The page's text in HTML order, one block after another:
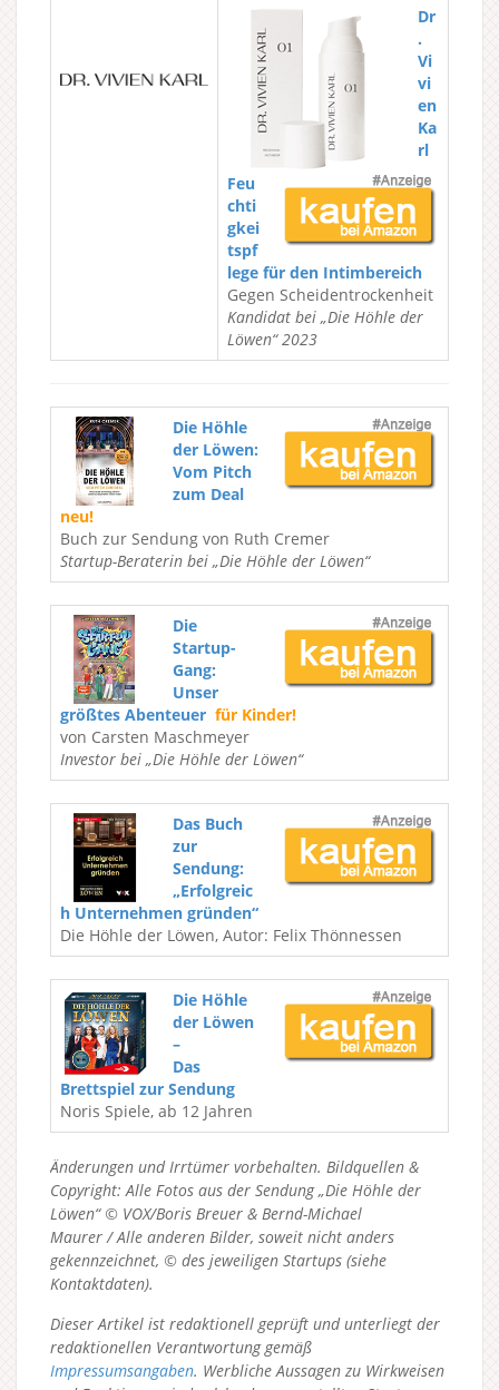
Dr
.
Vi
vi
en
Ka
rl
Feu
chti
gkei
tspf
lege für den Intimbereich
Gegen Scheidentrockenheit
Kandidat bei „Die Höhle der
Löwen“ 2023
Die Höhle
der Löwen:
Vom Pitch
zum Deal
neu!
Buch zur Sendung von Ruth Cremer
Startup-Beraterin bei „Die Höhle der Löwen“
Die
Startup-
Gang:
Unser
größtes Abenteuer für Kinder!
von Carsten Maschmeyer
Investor bei „Die Höhle der Löwen“
Das Buch
zur
Sendung:
„Erfolgreic
h Unternehmen gründen“
Die Höhle der Löwen, Autor: Felix Thönnessen
Die Höhle
der Löwen
–
Das
Brettspiel zur Sendung
Noris Spiele, ab 12 Jahren
Änderungen und Irrtümer vorbehalten. Bildquellen &
Copyright: Alle Fotos aus der Sendung „Die Höhle der
Löwen“ © VOX/Boris Breuer & Bernd-Michael
Maurer / Alle anderen Bilder, soweit nicht anders
gekennzeichnet, © des jeweiligen Startups (siehe
Kontaktdaten).
Dieser Artikel ist redaktionell geprüft und unterliegt der
redaktionellen Verantwortung gemäß
Impressumsangaben. Werbliche Aussagen zu Wirkweisen